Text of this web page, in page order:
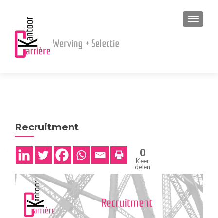
MENU
Recruitment
0
Keer
delen